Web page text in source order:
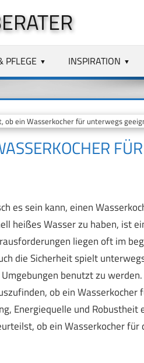
PFLEGE INSPIRATION
ob ein Wasserkocher für unterwegs
es sein kann, einen
heißes Wasser zu haben, ist
liegen oft im
die Sicherheit spielt
benutzt zu
ob ein Wasserkocher
Energiequelle und Robustheit
ob ein Wasserkocher für